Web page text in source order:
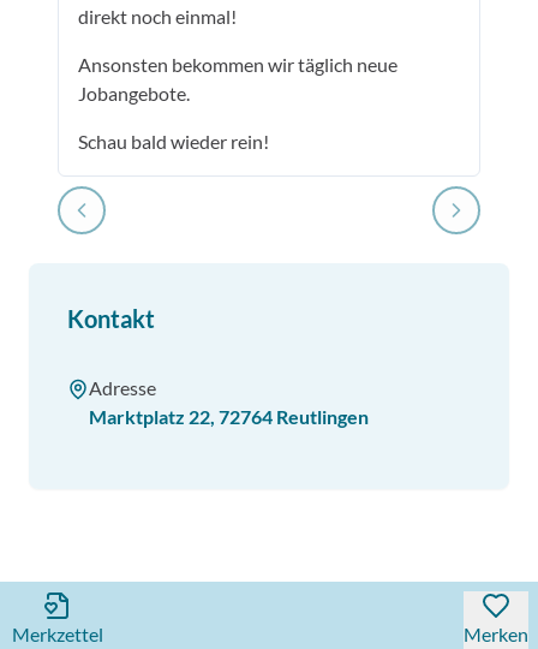
direkt noch einmal!
Ansonsten bekommen wir täglich neue
Jobangebote.
Schau bald wieder rein!
Kontakt
Adresse
Marktplatz 22, 72764 Reutlingen
Merkzettel Merken